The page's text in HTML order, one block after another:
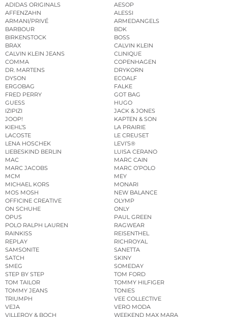
ADIDAS ORIGINALS
AESOP
AFFENZAHN
ALESSI
ARMANI/PRIVÉ
ARMEDANGELS
BARBOUR
BDK
BIRKENSTOCK
BOSS
BRAX
CALVIN KLEIN
CALVIN KLEIN JEANS
CLINIQUE
COMMA
COPENHAGEN
DR. MARTENS
DRYKORN
DYSON
ECOALF
ERGOBAG
FALKE
FRED PERRY
GOT BAG
GUESS
HUGO
IZIPIZI
JACK & JONES
JOOP!
KAPTEN & SON
KIEHL’S
LA PRAIRIE
LACOSTE
LE CREUSET
LENA HOSCHEK
LEVI’S®
LIEBESKIND BERLIN
LUISA CERANO
MAC
MARC CAIN
MARC JACOBS
MARC O’POLO
MCM
MEY
MICHAEL KORS
MONARI
MOS MOSH
NEW BALANCE
OFFICINE CREATIVE
OLYMP
ON SCHUHE
ONLY
OPUS
PAUL GREEN
POLO RALPH LAUREN
RAGWEAR
RAINKISS
REISENTHEL
REPLAY
RICHROYAL
SAMSONITE
SANETTA
SATCH
SKINY
SMEG
SOMEDAY
STEP BY STEP
TOM FORD
TOM TAILOR
TOMMY HILFIGER
TOMMY JEANS
TONIES
TRIUMPH
VEE COLLECTIVE
VEJA
VERO MODA
VILLEROY & BOCH
WEEKEND MAX MARA